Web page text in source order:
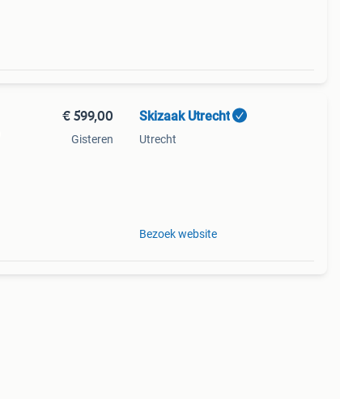
€ 599,00
Gisteren
Skizaak Utrecht
Utrecht
Bezoek website